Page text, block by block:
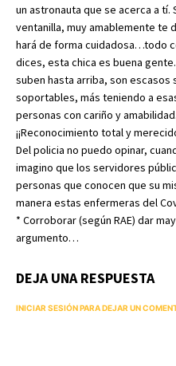
un astronauta que se acerca a tí.
ventanilla, muy amablemente te
hará de forma cuidadosa…todo
dices, esta chica es buena
suben hasta arriba, son
soportables, más teniendo a
personas con cariño y amabilidad.
¡¡Reconocimiento total y
Del policia no puedo opinar,
imagino que los servidores
personas que conocen que su
manera estas enfermeras del
* Corroborar (según RAE) dar
argumento…
DEJA UNA RESPUESTA
INICIAR SESIÓN PARA DEJAR UN